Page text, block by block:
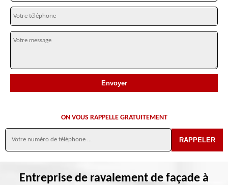
ON VOUS RAPPELLE GRATUITEMENT
Entreprise de ravalement de façade à